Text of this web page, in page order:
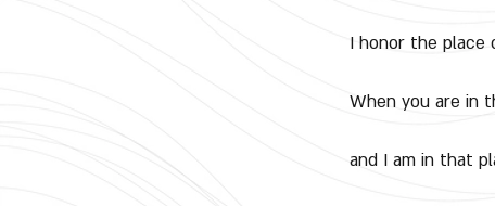
I honor the place
When you are in
and I am in that